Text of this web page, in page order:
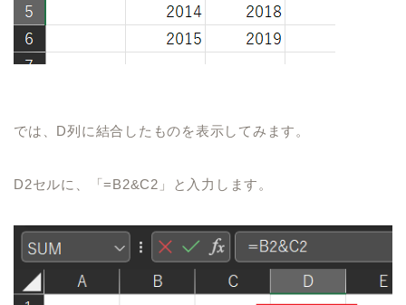
では、 D列に結合したものを表示してみます。
D2セルに、「=B2&C2 」と入力します。